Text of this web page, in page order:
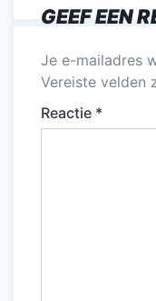
o
k
GEEF EEN
Je e-mailadres
Vereiste velden
Reactie *